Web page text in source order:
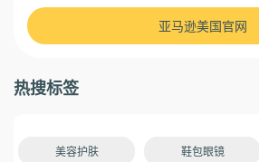
亚马逊美国官网
热搜标签
美容护肤 鞋包眼镜